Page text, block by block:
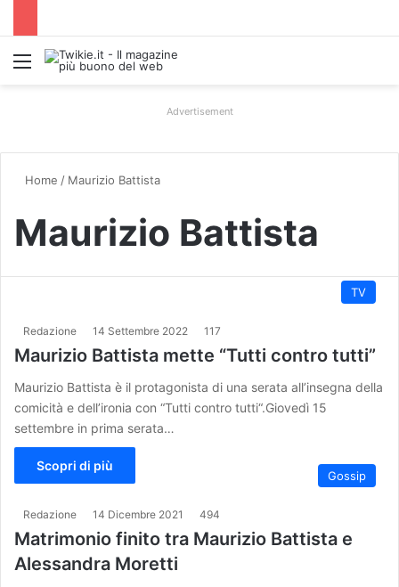
Menu
Advertisement
Home / Maurizio Battista
Maurizio Battista
TV
Redazione 14 Settembre 2022 117
Maurizio Battista mette “Tutti contro tutti”
Maurizio Battista è il protagonista di una serata all’insegna della
comicità e dell’ironia con “Tutti contro tutti“.Giovedì 15
settembre in prima serata…
Scopri di più
Gossip
Redazione 14 Dicembre 2021 494
Matrimonio finito tra Maurizio Battista e
Alessandra Moretti